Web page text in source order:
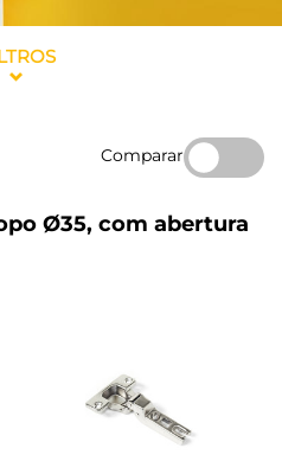
Comparar
Ø35, com abertura